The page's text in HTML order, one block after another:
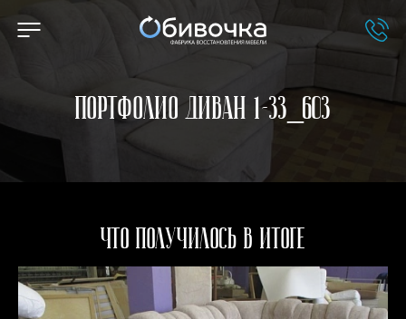
Портфолио Диван 1-33_603
Что получилось в итоге